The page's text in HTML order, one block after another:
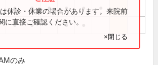
● ● ● ● ●
● ● ●
休診・休業の場合があります。来院前
に直接ご確認ください。
×閉じる
のみ